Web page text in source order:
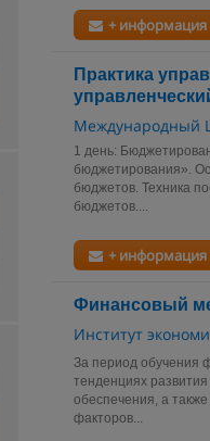
+ информация
Практика
Международный
1 день:
бюджетирования».
бюджетов. Техника
бюджетов....
+ информация
Финансовый
Институт
За период обучения
тенденциях
обеспечения, а
факторов...